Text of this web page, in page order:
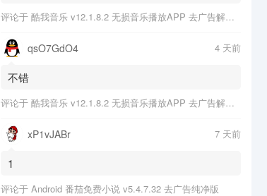
评论于 酷我音乐 v12.1.8.2 无损音乐播放APP 去广告解锁会员版
qsO7GdO4 4 天前
不错
评论于 酷我音乐 v12.1.8.2 无损音乐播放APP 去广告解锁会员版
xP1vJABr 7 天前
1
评论于 Android 番茄免费小说 v5.4.7.32 去广告纯净版